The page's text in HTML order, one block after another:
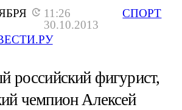
11:26
30.10.2013
СПОРТ
российский фигурист,
чемпион Алексей